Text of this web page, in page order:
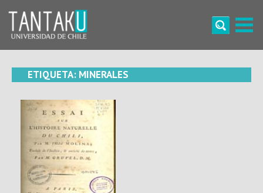
content
ETIQUETA: MINERALES